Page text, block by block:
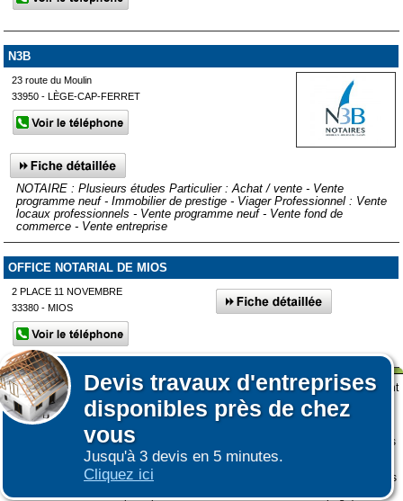
Devis travaux d'entreprises
disponibles près de chez
vous
Jusqu'à 3 devis en 5 minutes.
Cliquez ici
N3B
23 route du Moulin
33950 - LÈGE-CAP-FERRET
NOTAIRE : Plusieurs études Particulier : Achat / vente - Vente
programme neuf - Immobilier de prestige - Viager Professionnel : Vente
locaux professionnels - Vente programme neuf - Vente fond de
commerce - Vente entreprise
OFFICE NOTARIAL DE MIOS
2 PLACE 11 NOVEMBRE
33380 - MIOS
Afficher plus de prestataires dans un rayon de 50km autour de
Arcachon
Affiner votre recherche
ESPACE GRAND PUBLIC : information des utilisateurs
Lors de votre visite sur notre site des fichiers informatiques nommés cookies sont
déposés sur votre terminal. Ces cookies sont utilisés pour la navigation, le
fonctionnement du site et les mesures d'audience pour l'éditeur.
Nous ne collectons pas vos données personnelles au travers des cookies à des
fins publicitaires ni pour nous ni pour des tiers.
Plus d'infos sur les cookies-Ne plus afficher ce message
(vous pouvez toujours
consulter notre politique de cookies sur le lien en bas de page)